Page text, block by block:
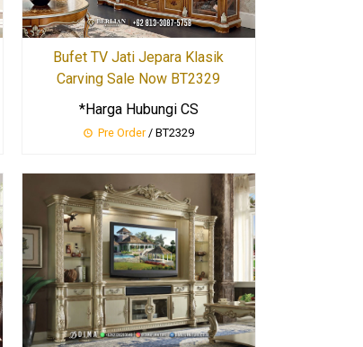
Bufet TV Jati Jepara Klasik
Carving Sale Now BT2329
*Harga Hubungi CS
Pre Order/ BT2329